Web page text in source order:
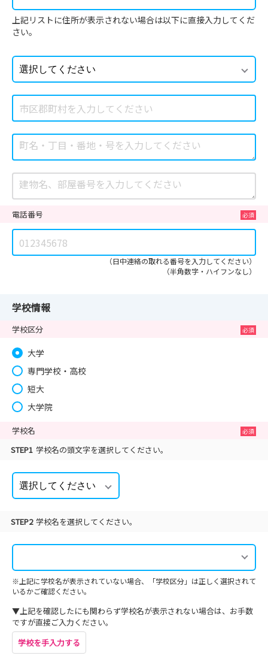
上記リストに住所が表示されない場合は以下に直接入力してくだ
さい。
電話番号
（日中連絡の取れる番号を入力してください）
（半角数字・ハイフンなし）
学校情報
学校区分
大学
専門学校・高校
短大
大学院
学校名
STEP1 学校名の頭文字を選択してください。
STEP2 学校名を選択してください。
※上記に学校名が表示されていない場合、「学校区分」は正しく選択されて
いるかご確認ください。
▼上記を確認したにも関わらず学校名が表示されない場合は、お手数
ですが直接ご入力ください。
学校を手入力する